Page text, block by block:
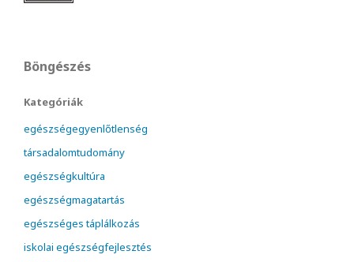
Böngészés
Kategóriák
egészségegyenlőtlenség
társadalomtudomány
egészségkultúra
egészségmagatartás
egészséges táplálkozás
iskolai egészségfejlesztés